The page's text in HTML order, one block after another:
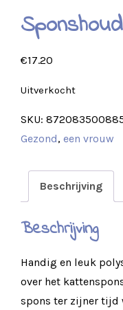
€17.20
Uitverkocht
SKU:
Gezond, een vrouw
Beschrijving
Beschrijving
Handig en leuk
over het
spons ter zijner tijd